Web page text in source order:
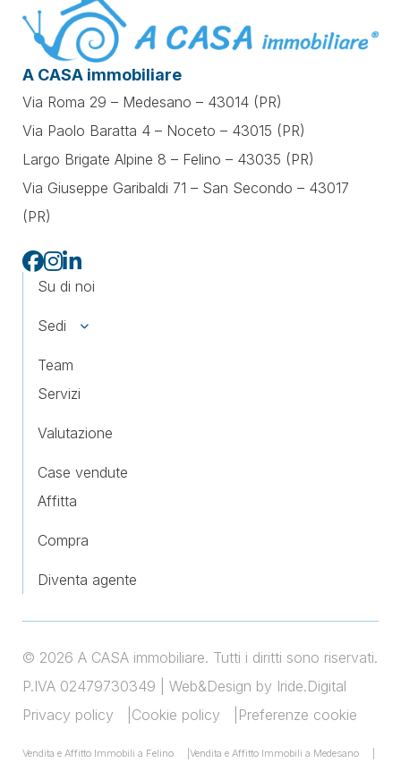
A CASA immobiliare
Via Roma 29 – Medesano – 43014 (PR)
Via Paolo Baratta 4 – Noceto – 43015 (PR)
Largo Brigate Alpine 8 – Felino – 43035 (PR)
Via Giuseppe Garibaldi 71 – San Secondo – 43017
(PR)
Su di noi
Sedi
Team
Servizi
Valutazione
Case vendute
Affitta
Compra
Diventa agente
© 2026 A CASA immobiliare. Tutti i diritti sono riservati.
P.IVA 02479730349 | Web&Design by Iride.Digital
Privacy policy
Cookie policy Preferenze cookie
Vendita e Affitto Immobili a Felino Vendita e Affitto Immobili a Medesano